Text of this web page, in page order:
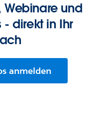
Webinare und
- direkt in Ihr
anmelden